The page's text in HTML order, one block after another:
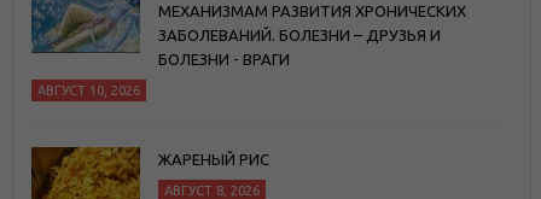
МЕХАНИЗМАМ РАЗВИТИЯ ХРОНИЧЕСКИХ
ЗАБОЛЕВАНИЙ. БОЛЕЗНИ – ДРУЗЬЯ И
БОЛЕЗНИ - ВРАГИ
АВГУСТ 10, 2026
ЖАРЕНЫЙ РИС
АВГУСТ 8, 2026